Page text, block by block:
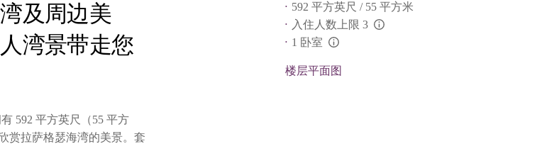
及周边美
湾景带走您
592 平方英尺（55 平方
赏拉萨格瑟海湾的美景。套
592 平方英尺 / 55 平方米
入住人数上限 3
L:Generic.Info
1 卧室
L:Generic.Info
楼层平面图